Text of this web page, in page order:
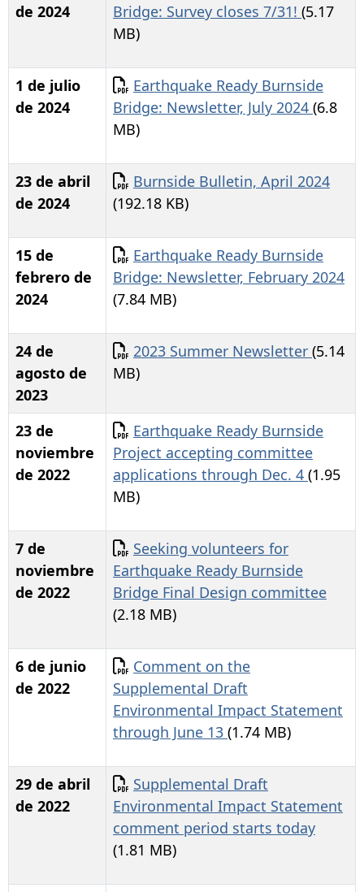
de 2024
Bridge: Survey closes 7/31! (5.17
MB)
1 de julio
de 2024
Documento
Earthquake Ready Burnside
Bridge: Newsletter, July 2024 (6.8
MB)
23 de abril
de 2024
Documento
Burnside Bulletin, April 2024
(192.18 KB)
15 de
febrero de
2024
Documento
Earthquake Ready Burnside
Bridge: Newsletter, February 2024
(7.84 MB)
24 de
agosto de
2023
Documento
2023 Summer Newsletter (5.14
MB)
23 de
noviembre
de 2022
Documento
Earthquake Ready Burnside
Project accepting committee
applications through Dec. 4 (1.95
MB)
7 de
noviembre
de 2022
Documento
Seeking volunteers for
Earthquake Ready Burnside
Bridge Final Design committee
(2.18 MB)
6 de junio
de 2022
Documento
Comment on the
Supplemental Draft
Environmental Impact Statement
through June 13 (1.74 MB)
29 de abril
de 2022
Documento
Supplemental Draft
Environmental Impact Statement
comment period starts today
(1.81 MB)